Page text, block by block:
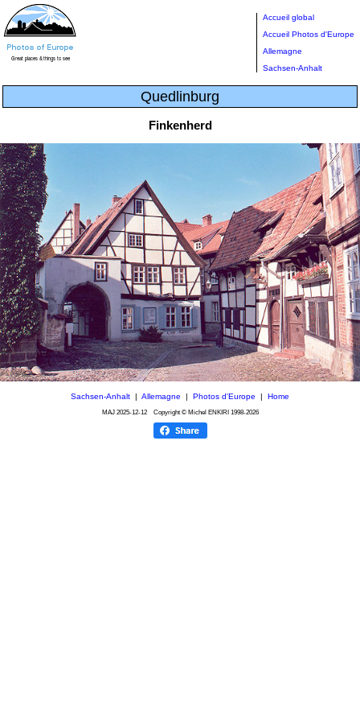
Accueil global
Accueil Photos d'Europe
Allemagne
Sachsen-Anhalt
Quedlinburg
Finkenherd
Sachsen-Anhalt Allemagne Photos d'Europe Home
MAJ 2025-12-12Copyright © Michel ENKIRI 1998-2026